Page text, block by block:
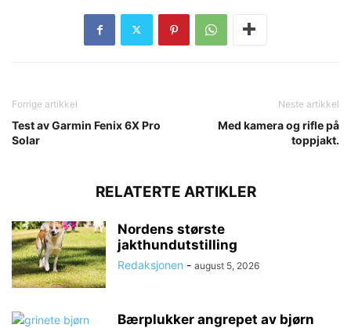
Forrige artikkel
Test av Garmin Fenix 6X Pro
Solar
Neste artikkel
Med kamera og rifle på
toppjakt.
RELATERTE ARTIKLER
Nordens største
jakthundutstilling
Redaksjonen - august 5, 2026
Bærplukker angrepet av bjørn